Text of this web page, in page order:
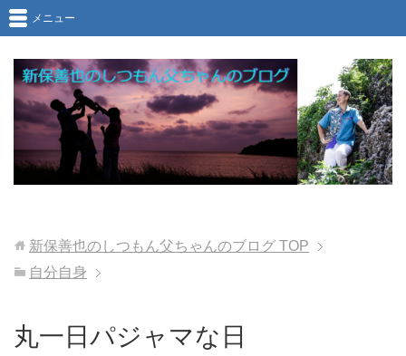
メニュー
新保善也のしつもん父ちゃんのブログ TOP
自分自身
丸一日パジャマな日